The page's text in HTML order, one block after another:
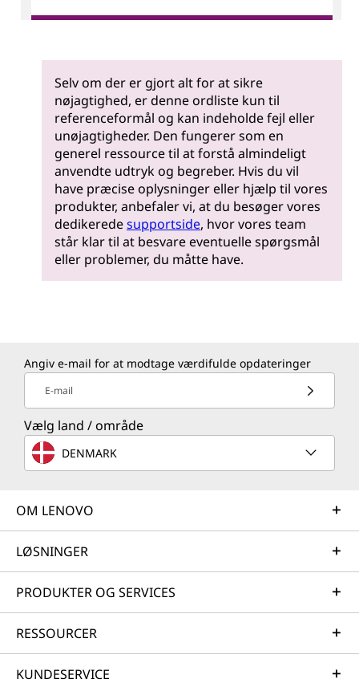
Selv om der er gjort alt for at sikre
nøjagtighed, er denne ordliste kun til
referenceformål og kan indeholde fejl eller
unøjagtigheder. Den fungerer som en
generel ressource til at forstå almindeligt
anvendte udtryk og begreber. Hvis du vil
have præcise oplysninger eller hjælp til vores
produkter, anbefaler vi, at du besøger vores
dedikeredesupportside, hvor vores team
står klar til at besvare eventuelle spørgsmål
eller problemer, du måtte have.
Angiv e-mail for at modtage værdifulde opdateringer
E-mail
Vælg land / område
DENMARK
OM LENOVO
LØSNINGER
PRODUKTER OG SERVICES
RESSOURCER
KUNDESERVICE